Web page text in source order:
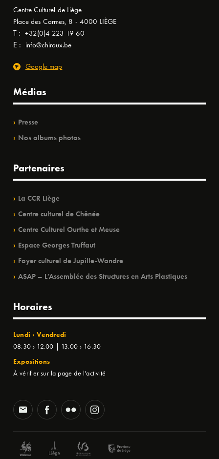
Centre Culturel de Liège
Place des Carmes, 8 - 4000 LIÈGE
T : +32(0)4 223 19 60
E : info@chiroux.be
Google map
Médias
Presse
Nos albums photos
Partenaires
La CCR Liège
Centre culturel de Chênée
Centre Culturel Ourthe et Meuse
Espace Georges Truffaut
Foyer culturel de Jupille-Wandre
ASAP – L’Assemblée des Structures en Arts Plastiques
Horaires
Lundi › Vendredi
08:30 › 12:00 | 13:00 › 16:30
Expositions
À vérifier sur la page de l'activité